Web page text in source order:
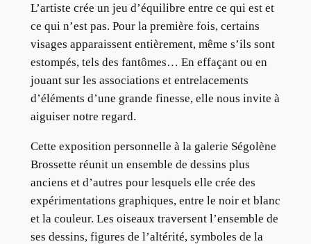
L’artiste crée un jeu d’équilibre entre ce qui est et
ce qui n’est pas. Pour la première fois, certains
visages apparaissent entièrement, même s’ils sont
estompés, tels des fantômes… En effaçant ou en
jouant sur les associations et entrelacements
d’éléments d’une grande finesse, elle nous invite à
aiguiser notre regard.
Cette exposition personnelle à la galerie Ségolène
Brossette réunit un ensemble de dessins plus
anciens et d’autres pour lesquels elle crée des
expérimentations graphiques, entre le noir et blanc
et la couleur. Les oiseaux traversent l’ensemble de
ses dessins, figures de l’altérité, symboles de la